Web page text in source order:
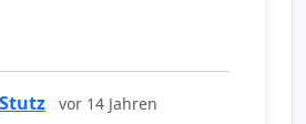
vor 14 Jahren